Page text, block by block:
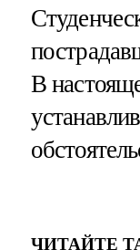
В
ЧИТАЙТЕ